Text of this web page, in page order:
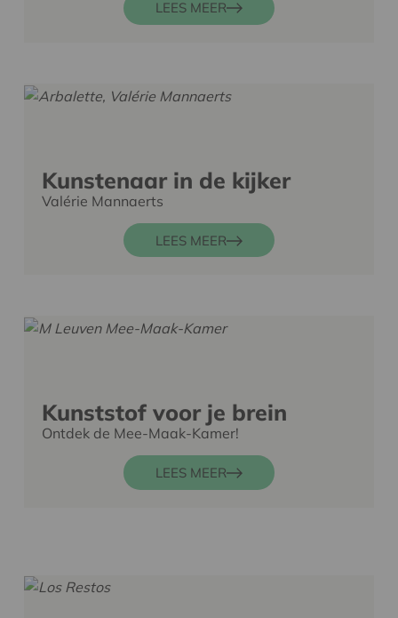
LEES MEER
Kunstenaar in de kijker
Valérie Mannaerts
LEES MEER
Kunststof voor je brein
Ontdek de Mee-Maak-Kamer!
LEES MEER